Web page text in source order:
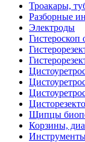
Троакары,
Разборные
Электроды
Щипцы
Корзины,